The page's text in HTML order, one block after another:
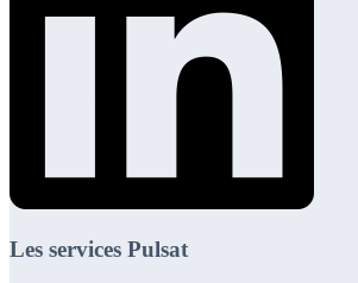
Les services Pulsat